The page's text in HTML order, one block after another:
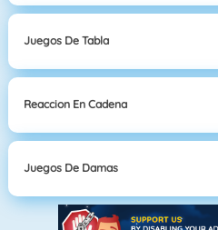
Juegos De Tabla
Reaccion En Cadena
Juegos De Damas